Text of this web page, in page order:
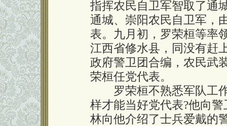
指挥农民自卫军智取了通
通城、崇阳农民自卫军，
表。九月初，罗荣桓等率
江西省修水县，同没有赶
政府警卫团合编，农民武
荣桓任党代表。
罗荣桓不熟悉军队工作
样才能当好党代表?他向
林向他介绍了士兵爱戴的